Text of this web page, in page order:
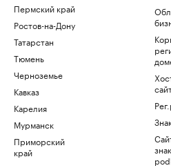
Пермский край
Ростов-на-Дону
Татарстан
Тюмень
Черноземье
Кавказ
Карелия
Мурманск
Приморский
край